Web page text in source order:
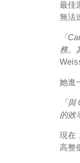
最佳
無法
「
務。
她進
「
的效
現在
高整